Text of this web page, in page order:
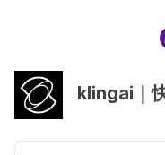
klingai｜